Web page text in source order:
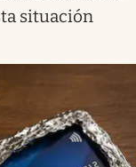
situación